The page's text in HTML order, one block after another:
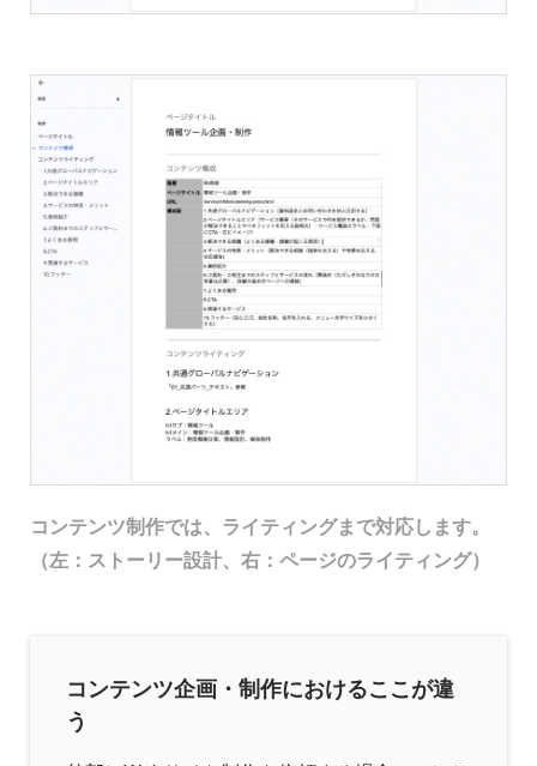
コンテンツ制作では、ライティングまで対応します。
（左：ストーリー設計、右：ページのライティング）
コンテンツ企画・制作におけるここが違
う